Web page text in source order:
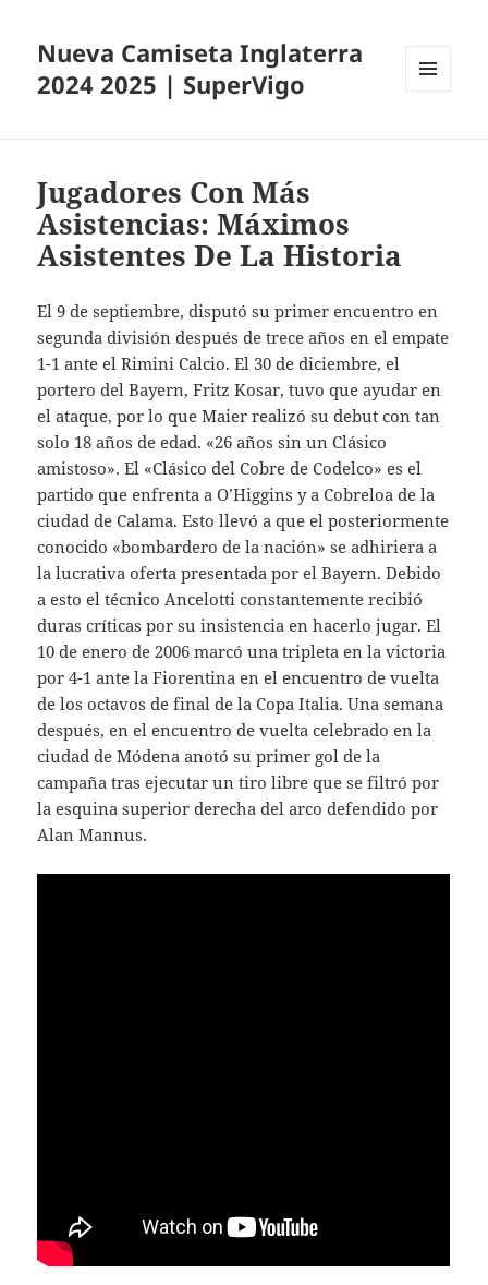
Nueva Camiseta Inglaterra
2024 2025 | SuperVigo
Jugadores Con Más
Asistencias: Máximos
Asistentes De La Historia
El 9 de septiembre, disputó su primer encuentro en
segunda división después de trece años en el empate
1-1 ante el Rimini Calcio. El 30 de diciembre, el
portero del Bayern, Fritz Kosar, tuvo que ayudar en
el ataque, por lo que Maier realizó su debut con tan
solo 18 años de edad. «26 años sin un Clásico
amistoso». El «Clásico del Cobre de Codelco» es el
partido que enfrenta a O’Higgins y a Cobreloa de la
ciudad de Calama. Esto llevó a que el posteriormente
conocido «bombardero de la nación» se adhiriera a
la lucrativa oferta presentada por el Bayern. Debido
a esto el técnico Ancelotti constantemente recibió
duras críticas por su insistencia en hacerlo jugar. El
10 de enero de 2006 marcó una tripleta en la victoria
por 4-1 ante la Fiorentina en el encuentro de vuelta
de los octavos de final de la Copa Italia. Una semana
después, en el encuentro de vuelta celebrado en la
ciudad de Módena anotó su primer gol de la
campaña tras ejecutar un tiro libre que se filtró por
la esquina superior derecha del arco defendido por
Alan Mannus.